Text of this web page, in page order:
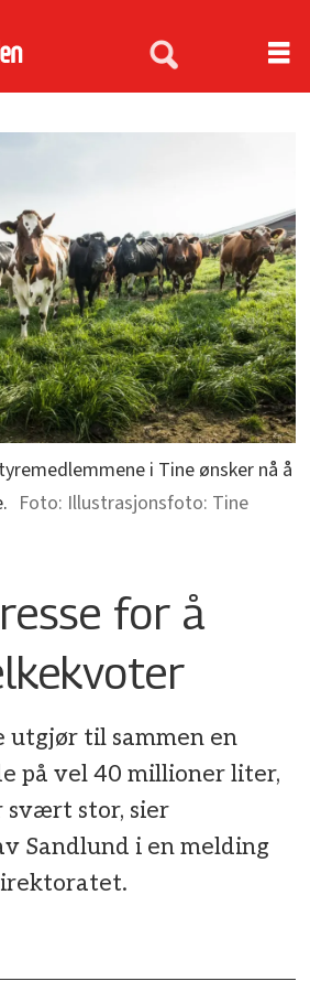
i Tine ønsker nå å
Illustrasjonsfoto: Tine
for å
utgjør til sammen en
på vel 40 millioner liter,
svært stor, sier
Sandlund i en melding